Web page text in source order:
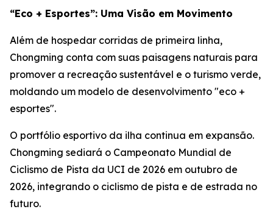
“Eco + Esportes”: Uma Visão em Movimento
Além de hospedar corridas de primeira linha,
Chongming conta com suas paisagens naturais para
promover a recreação sustentável e o turismo verde,
moldando um modelo de desenvolvimento "eco +
esportes".
O portfólio esportivo da ilha continua em expansão.
Chongming sediará o Campeonato Mundial de
Ciclismo de Pista da UCI de 2026 em outubro de
2026, integrando o ciclismo de pista e de estrada no
futuro.